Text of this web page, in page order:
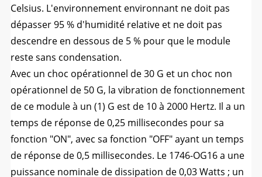
Celsius. L'environnement environnant ne doit pas
dépasser 95 % d'humidité relative et ne doit pas
descendre en dessous de 5 % pour que le module
reste sans condensation.
Avec un choc opérationnel de 30 G et un choc non
opérationnel de 50 G, la vibration de fonctionnement
de ce module à un (1) G est de 10 à 2000 Hertz. Il a un
temps de réponse de 0,25 millisecondes pour sa
fonction "ON", avec sa fonction "OFF" ayant un temps
de réponse de 0,5 millisecondes. Le 1746-OG16 a une
puissance nominale de dissipation de 0,03 Watts ; un